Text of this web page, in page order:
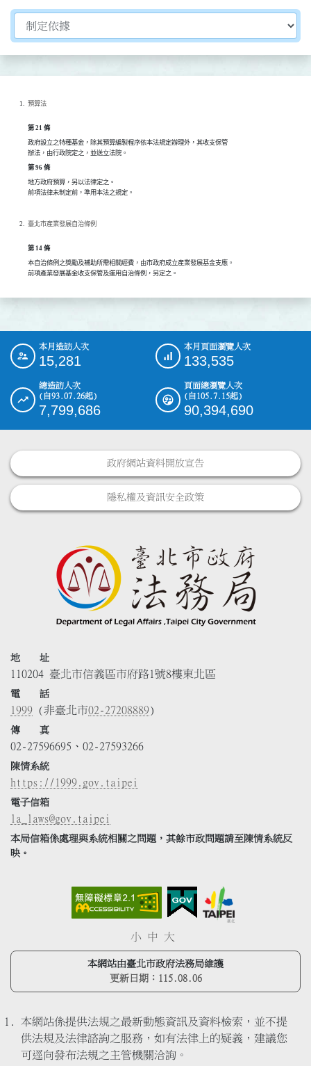
切換選擇法規資訊內容
預算法
第 21 條
政府設立之特種基金，除其預算編製程序依本法規定辦理外，其收支保管
辦法，由行政院定之，並送立法院。
第 96 條
地方政府預算，另以法律定之。
前項法律未制定前，準用本法之規定。
臺北市產業發展自治條例
第 14 條
本自治條例之獎勵及補助所需相關經費，由市政府成立產業發展基金支應。
前項產業發展基金收支保管及運用自治條例，另定之。
::: 本月造訪人次
15,281
本月頁面瀏覽人次
133,535
總造訪人次
(自93.07.26起)
7,799,686
頁面總瀏覽人次
(自105.7.15起)
90,394,690
政府網站資料開放宣告
隱私權及資訊安全政策
地 址
110204 臺北市信義區市府路1號8樓東北區
電 話
1999 (非臺北市02-27208889)
傳 真
02-27596695、02-27593266
陳情系統
https://1999.gov.taipei
電子信箱
la_laws@gov.taipei
本局信箱係處理與系統相關之問題，其餘市政問題請至陳情系統反
映。
小 中 大
本網站由臺北市政府法務局維護
更新日期： 115.08.06
本網站係提供法規之最新動態資訊及資料檢索，並不提
供法規及法律諮詢之服務，如有法律上的疑義，建議您
可逕向發布法規之主管機關洽詢。